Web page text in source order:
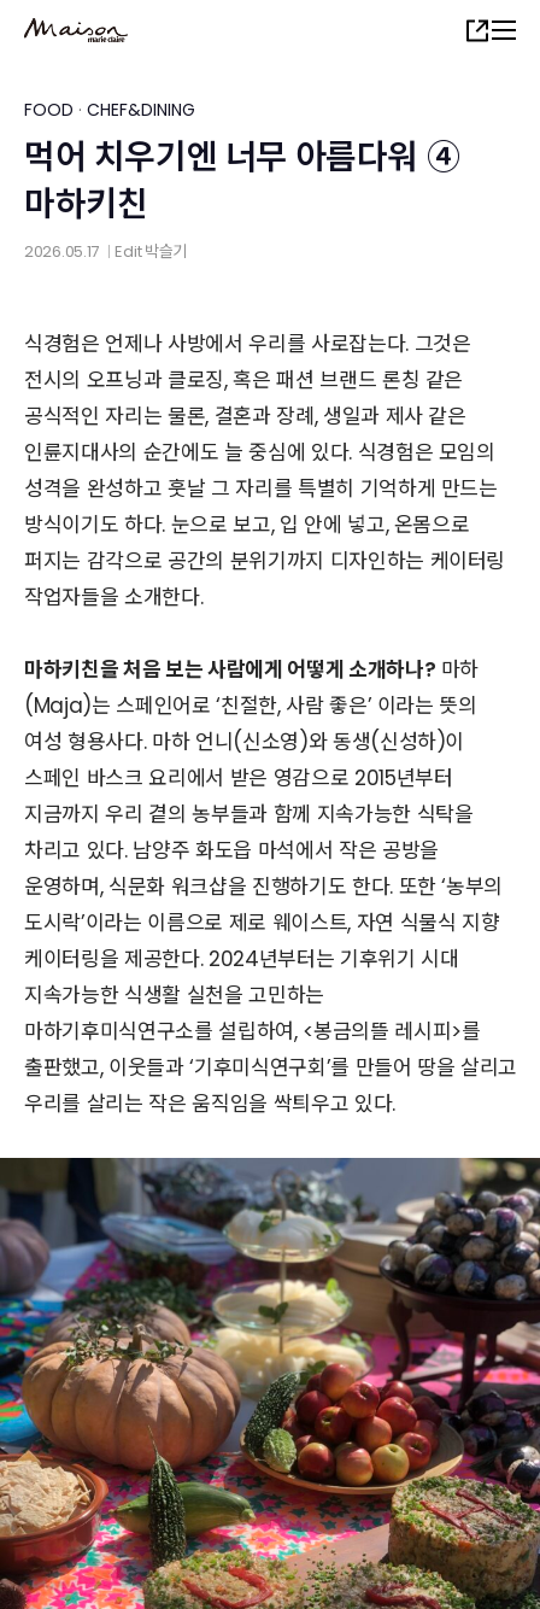
content
Share
FOOD · CHEF&DINING
먹어 치우기엔 너무 아름다워 ④
마하키친
2026.05.17 Edit박슬기
식경험은 언제나 사방에서 우리를 사로잡는다. 그것은
전시의 오프닝과 클로징, 혹은 패션 브랜드 론칭 같은
공식적인 자리는 물론, 결혼과 장례, 생일과 제사 같은
인륜지대사의 순간에도 늘 중심에 있다. 식경험은 모임의
성격을 완성하고 훗날 그 자리를 특별히 기억하게 만드는
방식이기도 하다. 눈으로 보고, 입 안에 넣고, 온몸으로
퍼지는 감각으로 공간의 분위기까지 디자인하는 케이터링
작업자들을 소개한다.
마하키친을 처음 보는 사람에게 어떻게 소개하나? 마하
(Maja)는 스페인어로 ‘친절한, 사람 좋은’ 이라는 뜻의
여성 형용사다. 마하 언니(신소영)와 동생(신성하)이
스페인 바스크 요리에서 받은 영감으로 2015년부터
지금까지 우리 곁의 농부들과 함께 지속가능한 식탁을
차리고 있다. 남양주 화도읍 마석에서 작은 공방을
운영하며, 식문화 워크샵을 진행하기도 한다. 또한 ‘농부의
도시락’이라는 이름으로 제로 웨이스트, 자연 식물식 지향
케이터링을 제공한다. 2024년부터는 기후위기 시대
지속가능한 식생활 실천을 고민하는
마하기후미식연구소를 설립하여, <봉금의뜰 레시피>를
출판했고, 이웃들과 ‘기후미식연구회’를 만들어 땅을 살리고
우리를 살리는 작은 움직임을 싹틔우고 있다.